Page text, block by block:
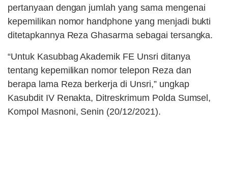
pertanyaan dengan jumlah yang sama mengenai
kepemilikan nomor handphone yang menjadi bukti
ditetapkannya Reza Ghasarma sebagai tersangka.
“Untuk Kasubbag Akademik FE Unsri ditanya
tentang kepemilikan nomor telepon Reza dan
berapa lama Reza berkerja di Unsri,” ungkap
Kasubdit IV Renakta, Ditreskrimum Polda Sumsel,
Kompol Masnoni, Senin (20/12/2021).